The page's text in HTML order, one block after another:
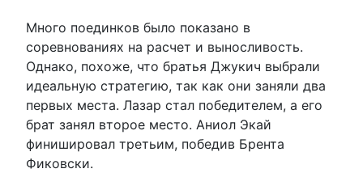
Много поединков было показано в
соревнованиях на расчет и выносливость.
Однако, похоже, что братья Джукич выбрали
идеальную стратегию, так как они заняли два
первых места. Лазар стал победителем, а его
брат занял второе место. Аниол Экай
финишировал третьим, победив Брента
Фиковски.